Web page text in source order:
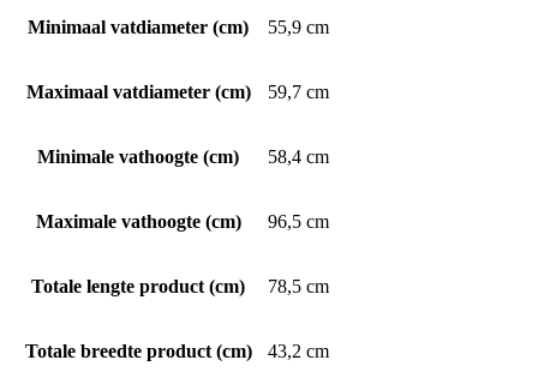
Minimaal vatdiameter (cm) 55,9 cm
Maximaal vatdiameter (cm) 59,7 cm
Minimale vathoogte (cm) 58,4 cm
Maximale vathoogte (cm) 96,5 cm
Totale lengte product (cm) 78,5 cm
Totale breedte product (cm) 43,2 cm